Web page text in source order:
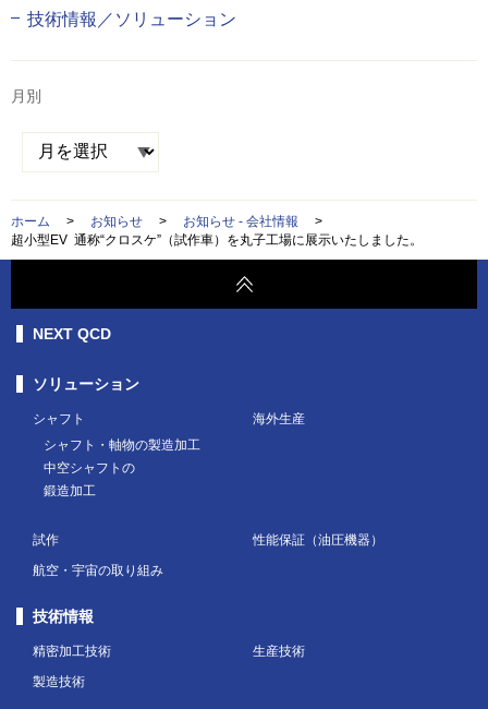
技術情報／ソリューション
月別
ホーム > お知らせ > お知らせ - 会社情報
>
超小型EV 通称“クロスケ”（試作車）を丸子工場に展示いたしました。
NEXT QCD
ソリューション
シャフト
シャフト・軸物の製造加工
中空シャフトの
鍛造加工
海外生産
試作
性能保証（油圧機器）
航空・宇宙の取り組み
技術情報
精密加工技術
生産技術
製造技術